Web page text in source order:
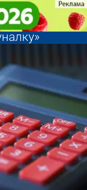
возмещать
возмещать